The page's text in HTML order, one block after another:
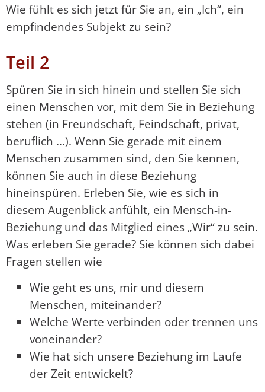
Wie fühlt es sich jetzt für Sie an, ein „Ich“, ein
empfindendes Subjekt zu sein?
Teil 2
Spüren Sie in sich hinein und stellen Sie sich
einen Menschen vor, mit dem Sie in Beziehung
stehen (in Freundschaft, Feindschaft, privat,
beruflich …). Wenn Sie gerade mit einem
Menschen zusammen sind, den Sie kennen,
können Sie auch in diese Beziehung
hineinspüren. Erleben Sie, wie es sich in
diesem Augenblick anfühlt, ein Mensch-in-
Beziehung und das Mitglied eines „Wir“ zu sein.
Was erleben Sie gerade? Sie können sich dabei
Fragen stellen wie
Wie geht es uns, mir und diesem
Menschen, miteinander?
Welche Werte verbinden oder trennen uns
voneinander?
Wie hat sich unsere Beziehung im Laufe
der Zeit entwickelt?